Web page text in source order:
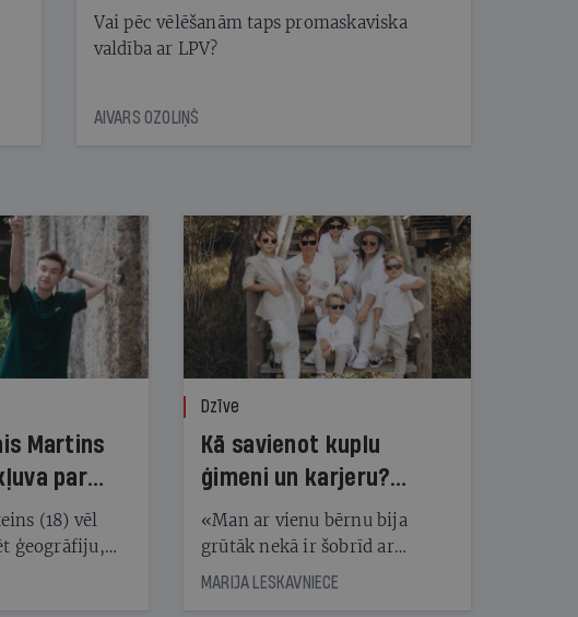
Vai pēc vēlēšanām taps promaskaviska
valdība ar LPV?
AIVARS OZOLIŅŠ
Martins
par
(18) vēl
ģeogrāfiju,
jau uzticas
Dzīve
Kā savienot kuplu
ģimeni un karjeru?
Kristīne Tida to māk!
«Man ar vienu bērnu bija
grūtāk nekā ir šobrīd ar
pieciem. Kādai citai ir pilnīgi
MARIJA LESKAVNIECE